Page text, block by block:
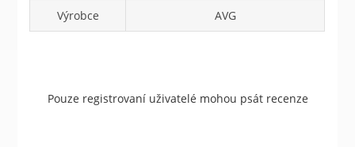
Výrobce AVG
Pouze registrovaní uživatelé mohou psát recenze